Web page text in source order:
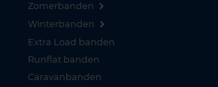
Zomerbanden
Winterbanden
Extra Load banden
Runflat banden
Caravanbanden